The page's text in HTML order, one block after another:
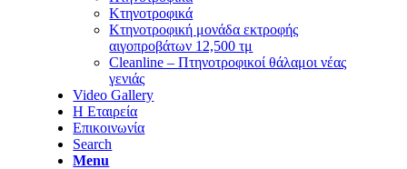
Κτηνοτροφικά
Κτηνοτροφική μονάδα εκτροφής
αιγοπροβάτων 12,500 τμ
Cleanline – Πτηνοτροφικοί θάλαμοι νέας
γενιάς
Video Gallery
Η Εταιρεία
Επικοινωνία
Search
Menu